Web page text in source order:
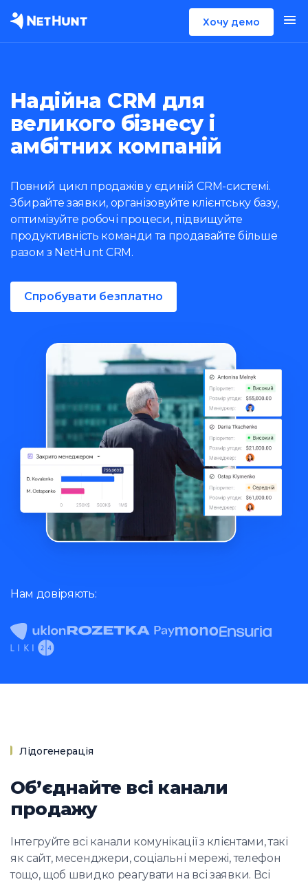
Хочу демо
Надійна CRM для
великого бізнесу і
амбітних компаній
Повний цикл продажів у єдиній CRM-системі.
Збирайте заявки, організовуйте клієнтську базу,
оптимізуйте робочі процеси, підвищуйте
продуктивність команди та продавайте більше
разом з NetHunt CRM.
Спробувати безплатно
Нам довіряють:
Лідогенерація
Обʼєднайте всі канали
продажу
Інтегруйте всі канали комунікації з клієнтами, такі
як сайт, месенджери, соціальні мережі, телефон
тощо, щоб швидко реагувати на всі заявки. Всі